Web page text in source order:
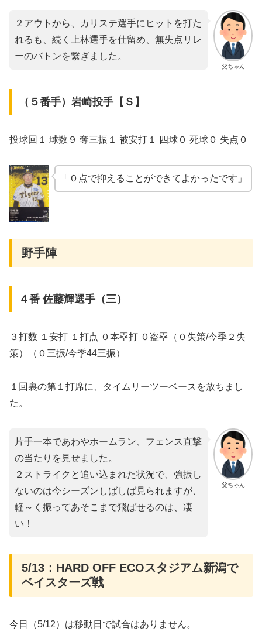
父ちゃん
２アウトから、カリステ選手にヒットを打た
れるも、続く上林選手を仕留め、無失点リレ
ーのバトンを繋ぎました。
（５番手）岩崎投手【Ｓ】
投球回１ 球数９ 奪三振１ 被安打１ 四球０ 死球０ 失点０
「０点で抑えることができてよかったです」
野手陣
４番 佐藤輝選手（三）
３打数 １安打 １打点 ０本塁打 ０盗塁（０失策/今季２失
策）（０三振/今季44三振）
１回裏の第１打席に、タイムリーツーベースを放ちまし
た。
父ちゃん
片手一本であわやホームラン、フェンス直撃
の当たりを見せました。
２ストライクと追い込まれた状況で、強振し
ないのは今シーズンしばしば見られますが、
軽～く振ってあそこまで飛ばせるのは、凄
い！
5/13：HARD OFF ECOスタジアム新潟で
ベイスターズ戦
今日（5/12）は移動日で試合はありません。